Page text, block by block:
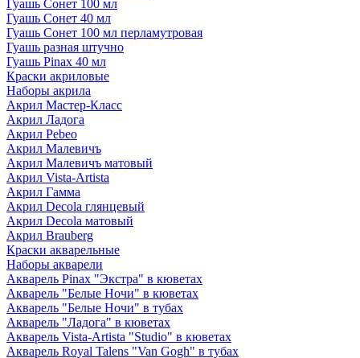
Гуашь Сонет 100 мл
Гуашь Сонет 40 мл
Гуашь Сонет 100 мл перламутровая
Гуашь разная штучно
Гуашь Pinax 40 мл
Краски акриловые
Наборы акрила
Акрил Мастер-Класс
Акрил Ладога
Акрил Pebeo
Акрил Малевичъ
Акрил Малевичъ матовый
Акрил Vista-Artista
Акрил Гамма
Акрил Decola глянцевый
Акрил Decola матовый
Акрил Brauberg
Краски акварельные
Наборы акварели
Акварель Pinax "Экстра" в кюветах
Акварель "Белые Ночи" в кюветах
Акварель "Белые Ночи" в тубах
Акварель "Ладога" в кюветах
Акварель Vista-Artista "Studio" в кюветах
Акварель Royal Talens "Van Gogh" в тубах